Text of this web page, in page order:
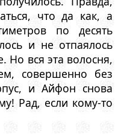
что да как, а
по десять
и не отпаялось
Но вся эта волосня,
совершенно без
и Айфон снова
Рад, если кому-то